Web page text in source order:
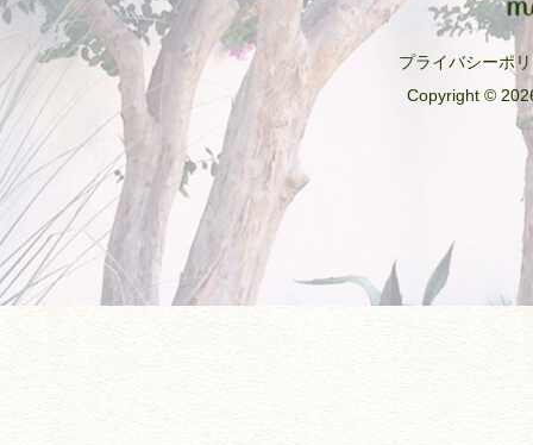
プライバシーポ
Copyright ©